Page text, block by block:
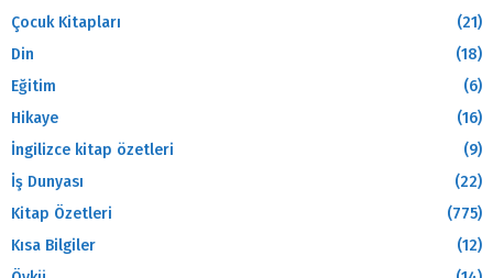
Çocuk Kitapları
(21)
Din
(18)
Eğitim
(6)
Hikaye
(16)
İngilizce kitap özetleri
(9)
İş Dunyası
(22)
Kitap Özetleri
(775)
Kısa Bilgiler
(12)